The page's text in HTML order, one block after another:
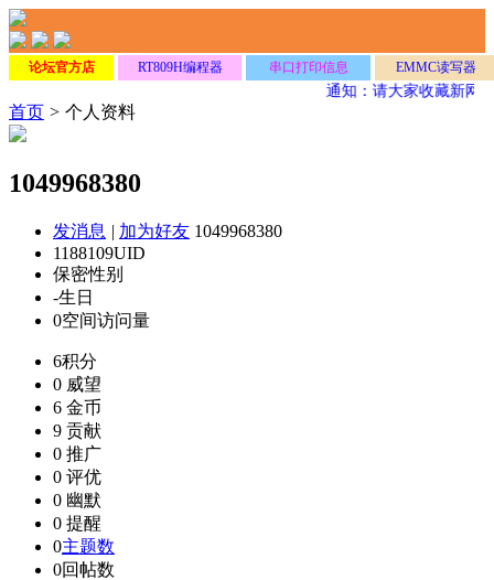
论坛官方店 RT809H编程器 串口打印信息 EMMC读写器
通知：请大家收藏新网址
首页 > 个人资料
1049968380
发消息 | 加为好友 1049968380
1188109UID
保密性别
-生日
0空间访问量
6积分
0 威望
6 金币
9 贡献
0 推广
0 评优
0 幽默
0 提醒
0主题数
0回帖数